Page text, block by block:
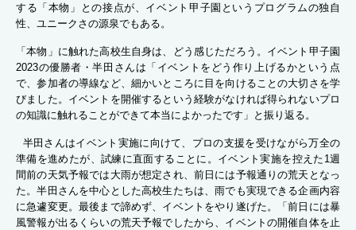
する「本物」との接点が、イベント甲子園というプログラムの独自
性、ユニークさの源泉でもある。
「本物」に触れた高校生自身は、どう感じただろう。イベント甲子園
2023の優勝者・半田さんは「イベントをどう作り上げるかという点
で、参加者の導線など、細かいところに目を向けることの大切さを学
びました。イベントを開催するという経験がなければ得られないプロ
の知識に触れることができて本当によかったです」と振り返る。
半田さんはイベント実施に向けて、プロの支援を受けながら万全の
準備を進めたが、試練に直面することに。イベント実施を控えた1週
間前の天気予報では大雨が想定され、前日には予報通りの荒天となっ
た。半田さんを中心とした高校生たちは、雨でも実現できる企画内容
に急遽変更。最後まで諦めず、イベントをやり遂げた。「前日には暴
風警報が出るくらいの荒天予報でしたから、イベントの開催自体を止